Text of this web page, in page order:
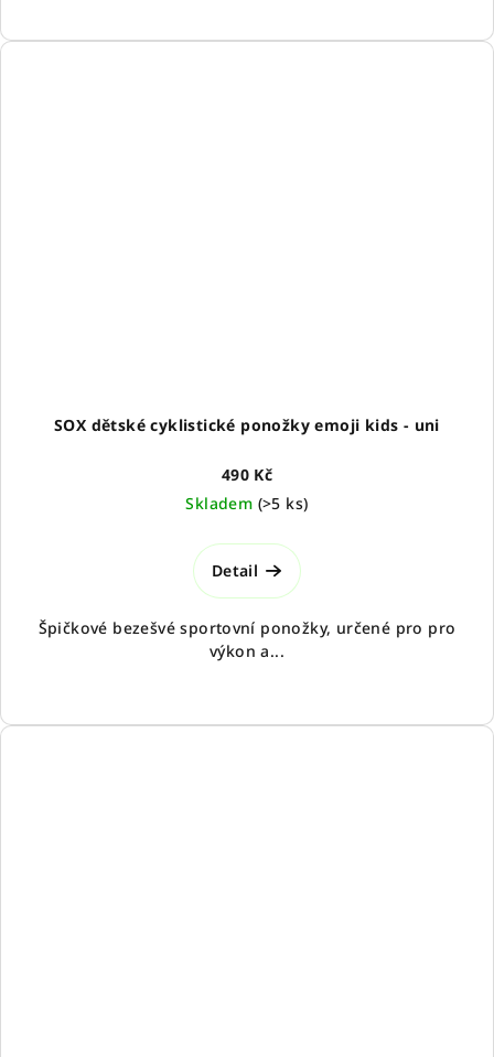
SOX dětské cyklistické ponožky emoji kids - uni
490 Kč
Skladem (>5 ks)
Detail
Špičkové bezešvé sportovní ponožky, určené pro pro
výkon a...